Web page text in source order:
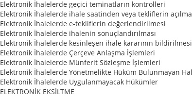
Elektronik İhalelerde geçici teminatların kontrolleri
Elektronik İhalelerde ihale saatinden veya tekliflerin
Elektronik İhalelerde e-tekliflerin değerlendirilmesi
Elektronik İhalelerde ihalenin sonuçlandırılması
Elektronik İhalelerde kesinleşen ihale kararının
Elektronik İhalelerde Çerçeve Anlaşma İşlemleri
Elektronik İhalelerde Münferit Sözleşme İşlemleri
Elektronik İhalelerde Yönetmelikte Hüküm Bulunmayan
Elektronik İhalelerde Uygulanmayacak Hükümler
ELEKTRONİK EKSİLTME